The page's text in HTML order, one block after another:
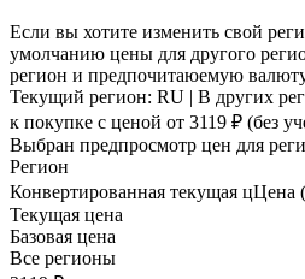
Если вы хотите изменить свой
умолчанию цены для другого
регион и предпочитаюемую
Текущий регион: RU | В других
к покупке с ценой от 3119 ₽ (без
Выбран предпросмотр цен для
Регион
Конвертированная текущая цЦена
Текущая цена
Базовая цена
Все регионы